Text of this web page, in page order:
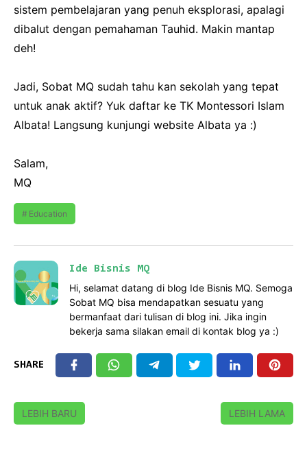
sistem pembelajaran yang penuh eksplorasi, apalagi
dibalut dengan pemahaman Tauhid. Makin mantap
deh!
Jadi, Sobat MQ sudah tahu kan sekolah yang tepat
untuk anak aktif? Yuk daftar ke TK Montessori Islam
Albata! Langsung kunjungi website Albata ya :)
Salam,
MQ
Education
Ide Bisnis MQ
Hi, selamat datang di blog Ide Bisnis MQ. Semoga
Sobat MQ bisa mendapatkan sesuatu yang
bermanfaat dari tulisan di blog ini. Jika ingin
bekerja sama silakan email di kontak blog ya :)
SHARE
LEBIH BARU LEBIH LAMA